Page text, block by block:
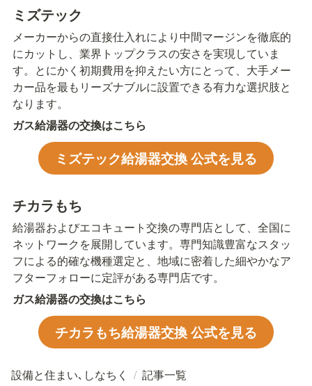
ミズテック
メーカーからの直接仕入れにより中間マージンを徹底的
にカットし、業界トップクラスの安さを実現していま
す。とにかく初期費用を抑えたい方にとって、大手メー
カー品を最もリーズナブルに設置できる有力な選択肢と
なります。
ガス給湯器の交換はこちら
ミズテック給湯器交換 公式を見る
チカラもち
給湯器およびエコキュート交換の専門店として、全国に
ネットワークを展開しています。専門知識豊富なスタッ
フによる的確な機種選定と、地域に密着した細やかなア
フターフォローに定評がある専門店です。
ガス給湯器の交換はこちら
チカラもち給湯器交換 公式を見る
設備と住まい､しなちく / 記事一覧